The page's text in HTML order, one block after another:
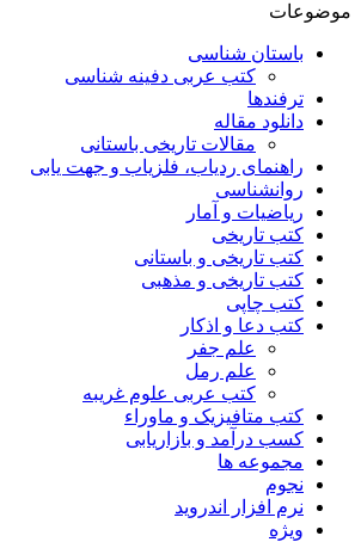
موضوعات
باستان شناسی
کتب عربی دفینه شناسی
ترفندها
دانلود مقاله
مقالات تاریخی باستانی
راهنمای ردیاب، فلزیاب و جهت یابی
روانشناسی
ریاضیات و آمار
کتب تاریخی
کتب تاریخی و باستانی
کتب تاریخی و مذهبی
کتب چاپی
کتب دعا و اذکار
علم جفر
علم رمل
کتب عربی علوم غریبه
کتب متافیزیک و ماوراء
کسب درآمد و بازاریابی
مجموعه ها
نجوم
نرم افزار اندروید
ویژه